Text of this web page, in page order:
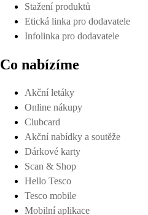
Stažení produktů
Etická linka pro dodavatele
Infolinka pro dodavatele
Co nabízíme
Akční letáky
Online nákupy
Clubcard
Akční nabídky a soutěže
Dárkové karty
Scan & Shop
Hello Tesco
Tesco mobile
Mobilní aplikace